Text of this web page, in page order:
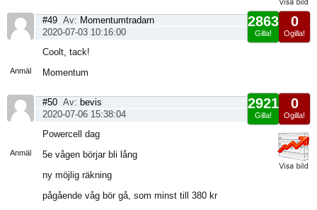
Anmäl
0
Ogilla!
2863
Gilla!
#49 Av: Momentumtradarn
2020-07-03 10:16:00
Coolt, tack!
Momentum
Anmäl
0
Ogilla!
2921
Gilla!
#50 Av: bevis
2020-07-06 15:38:04
Powercell dag
5e vågen börjar bli lång
ny möjlig räkning
pågående våg bör gå, som minst till 380 kr